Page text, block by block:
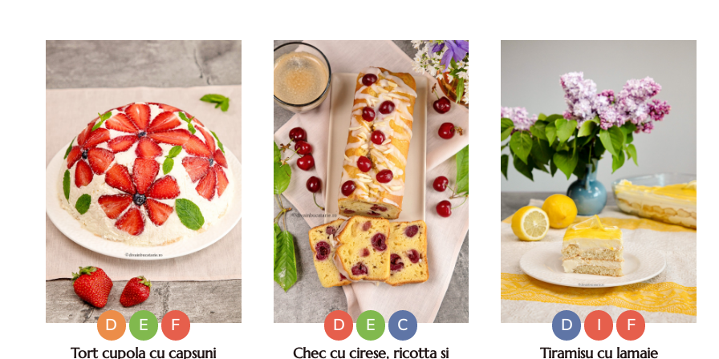
sanatoase.
35°C.
caise. Prajitura pufoasa cu caise.
D E F
Tort cupola cu capsuni
D E C
Chec cu cirese, ricotta si
D I F
Tiramisu cu lamaie